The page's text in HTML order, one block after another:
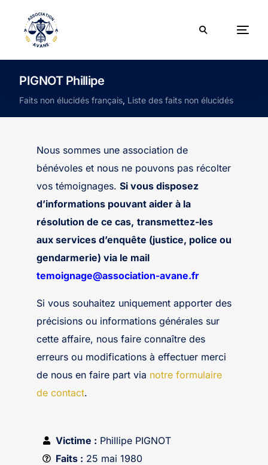
PIGNOT Phillipe
Faits non élucidés français, Liste des faits non élucidés
Nous sommes une association de
bénévoles et nous ne pouvons pas récolter
vos témoignages. Si vous disposez
d’informations pouvant aider à la
résolution de ce cas, transmettez-les
aux services d’enquête (justice, police ou
gendarmerie) via le mail
temoignage@association-avane.fr
Si vous souhaitez uniquement apporter des
précisions ou informations générales sur
cette affaire, nous faire connaître des
erreurs ou modifications à effectuer merci
de nous en faire part via notre formulaire
de contact.
Victime : Phillipe PIGNOT
Faits : 25 mai 1980